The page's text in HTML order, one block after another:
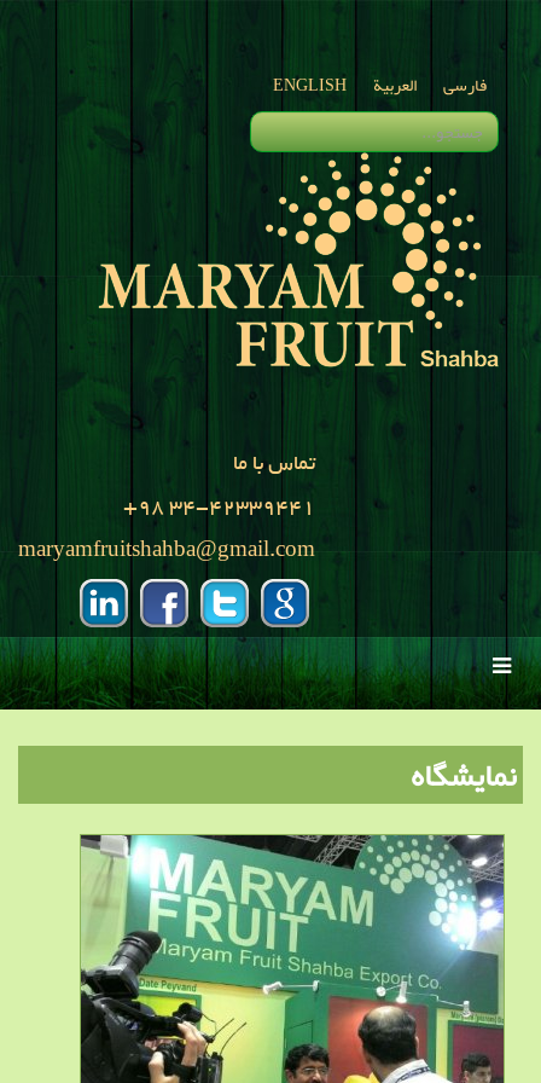
ENGLISH فارسی العربية
تماس با ما
+98 34-42339441
maryamfruitshahba@gmail.com
نمایشگاه